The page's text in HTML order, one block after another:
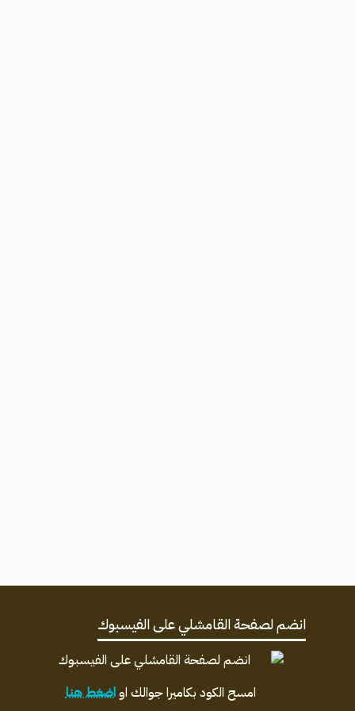
انضم لصفحة القامشلي على الفيسبوك
امسح الكود بكاميرا جوالك اواضغط هنا